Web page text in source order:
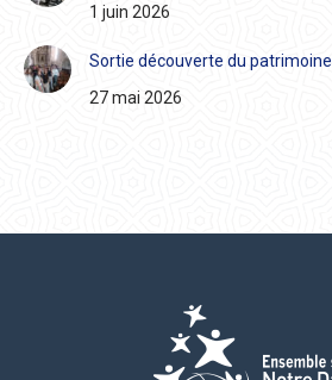
1 juin 2026
Sortie découverte du patrimoine
27 mai 2026